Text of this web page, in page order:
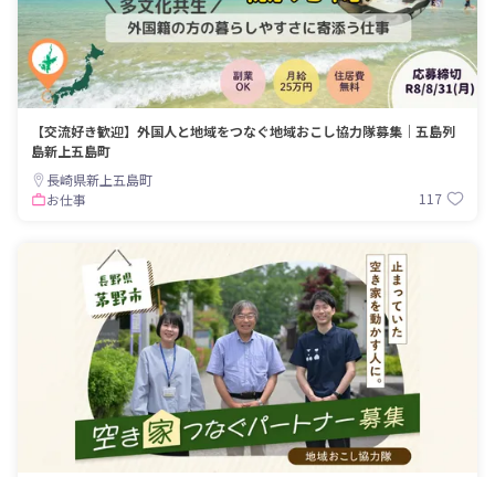
【交流好き歓迎】外国人と地域をつなぐ地域おこし協力隊募集｜五島列
島新上五島町
長崎県新上五島町
お仕事
117